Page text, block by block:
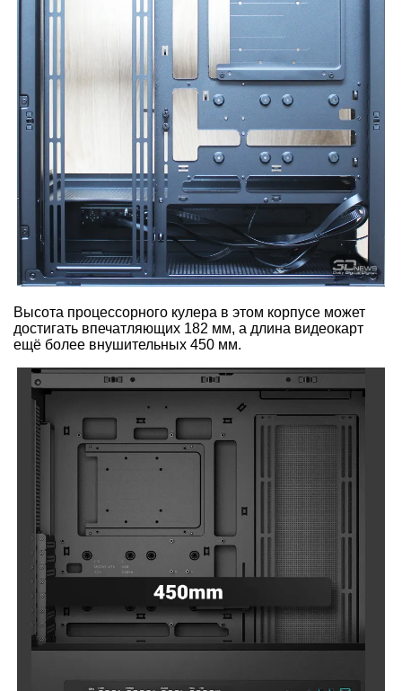
Высота процессорного кулера в этом корпусе может
достигать впечатляющих 182 мм, а длина видеокарт
ещё более внушительных 450 мм.